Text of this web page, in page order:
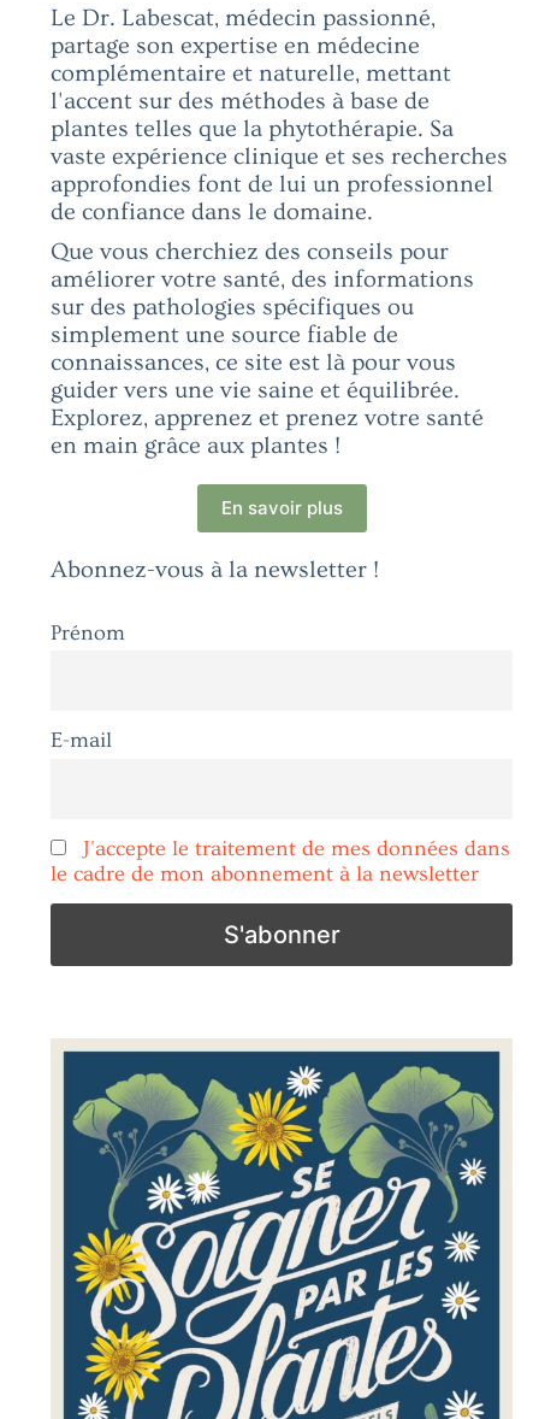
Le Dr. Labescat, médecin passionné,
partage son expertise en médecine
complémentaire et naturelle, mettant
l'accent sur des méthodes à base de
plantes telles que la phytothérapie. Sa
vaste expérience clinique et ses recherches
approfondies font de lui un professionnel
de confiance dans le domaine.
Que vous cherchiez des conseils pour
améliorer votre santé, des informations
sur des pathologies spécifiques ou
simplement une source fiable de
connaissances, ce site est là pour vous
guider vers une vie saine et équilibrée.
Explorez, apprenez et prenez votre santé
en main grâce aux plantes !
En savoir plus
Abonnez-vous à la newsletter !
Prénom
E-mail
J'accepte le traitement de mes données dans
le cadre de mon abonnement à la newsletter